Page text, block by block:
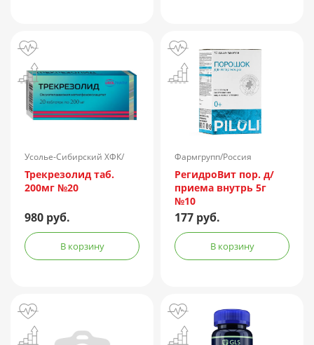
Усолье-Сибирский ХФК/
Россия
Трекрезолид таб.
200мг №20
980 руб.
В корзину
Фармгрупп/Россия
РегидроВит пор. д/
приема внутрь 5г
№10
177 руб.
В корзину